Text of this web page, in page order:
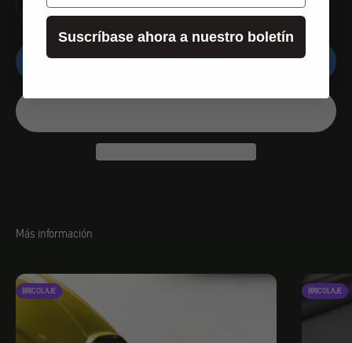
AÑADIR A LA CESTA
Más información
BRICOLAJE BRICOLAJE
Suscríbase ahora a nuestro boletín